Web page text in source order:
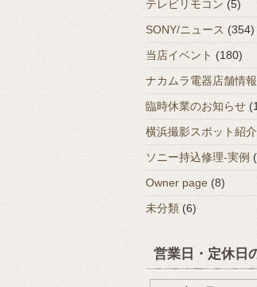
テレビリモコン (5)
SONY/ニュース (354)
当店イベント (180)
ナカムラ電器店舗情報
臨時休業のお知らせ
横浜撮影スポット紹介
ソニー持込修理-実例
Owner page (8)
未分類 (6)
営業日・定休日